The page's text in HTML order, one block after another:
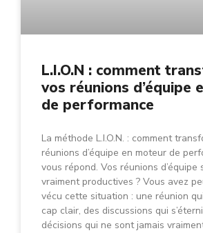
L.I.O.N : comment
vos réunions d’équipe
de performance
La méthode L.I.O.N. : comment
réunions d’équipe en moteur de
vous répond. Vos réunions
vraiment productives ? Vous avez
vécu cette situation : une réunion
cap clair, des discussions qui
décisions qui ne sont jamais